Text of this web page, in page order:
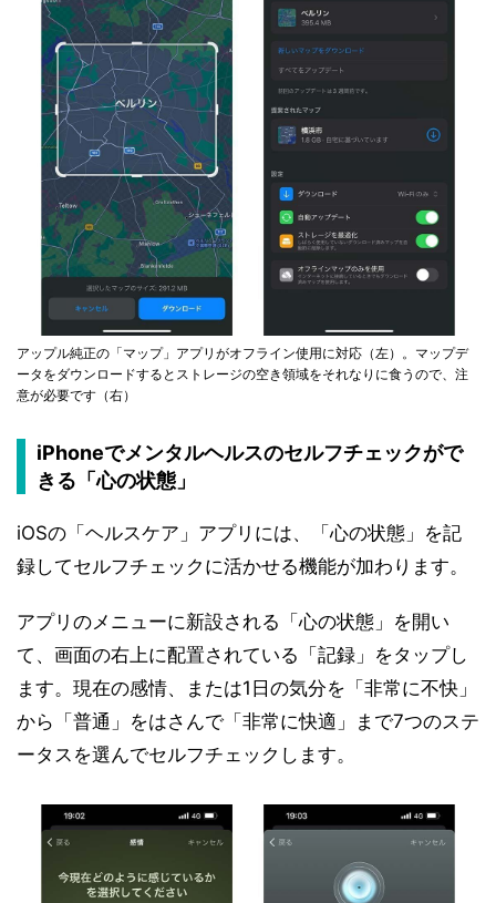
アップル純正の「マップ」アプリがオフライン使用に対応（左）。マップデ
ータをダウンロードするとストレージの空き領域をそれなりに食うので、注
意が必要です（右）
iPhoneでメンタルヘルスのセルフチェックがで
きる「心の状態」
iOSの「ヘルスケア」アプリには、「心の状態」を記
録してセルフチェックに活かせる機能が加わります。
アプリのメニューに新設される「心の状態」を開い
て、画面の右上に配置されている「記録」をタップし
ます。現在の感情、または1日の気分を「非常に不快」
から「普通」をはさんで「非常に快適」まで7つのステ
ータスを選んでセルフチェックします。